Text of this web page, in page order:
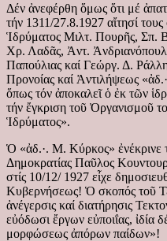
Δέν ἀνεφέρθη ὅμως ὅτι μέ
τήν 1311/27.8.1927 αἴτησί τους
Ἱδρύματος Μιλτ. Πουρῆς, Σπ.
Χρ. Λαδᾶς, Ἀντ.
Παπούλιας καί Γεώργ. Δ.
Προνοίας καί Ἀντιλήψεως
ὅπως τόν ἀποκαλεῖ ὁ ἐκ τῶν
τήν ἔγκριση τοῦ Ὀργανισμοῦ
Ἱδρύματος».
Ὁ «ἀδ.·. Μ. Κύρκος» ἐνέκρινε
Δημοκρατίας Παῦλος
στίς 10/12/ 1927 εἶχε
Κυβερνήσεως! Ὁ σκοπός τοῦ
ἀνέγερσις καί διατήρησις
εὐόδωσι ἔργων εὐποιΐας, ἰδία
μορφώσεως ἀπόρων παίδων»!